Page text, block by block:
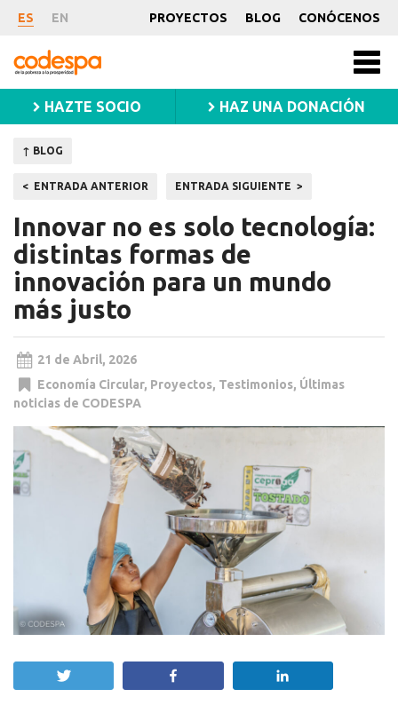
Noticia
ES EN PROYECTOS BLOG CONÓCENOS
CODESPA
HAZTE SOCIO HAZ UNA DONACIÓN
↑ BLOG
Navegación
de
entradas
ENTRADA ANTERIOR ENTRADA SIGUIENTE
Innovar no es solo tecnología:
distintas formas de
innovación para un mundo
más justo
21 de Abril, 2026
Economía Circular, Proyectos, Testimonios, Últimas
noticias de CODESPA